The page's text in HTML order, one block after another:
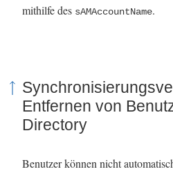
i
n
n
e
mithilfe des sAMAccountName.
Entfernen von
Directory
Benutzer können nicht